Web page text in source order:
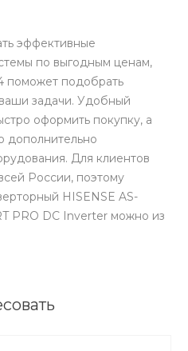
эффективные
по выгодным ценам,
поможет подобрать
задачи. Удобный
оформить покупку, а
дополнительно
Для клиентов
России, поэтому
HISENSE AS-
PRO DC Inverter можно из